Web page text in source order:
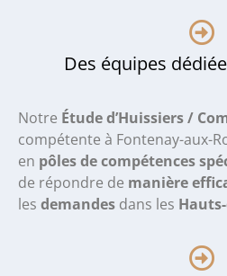
Des équipes
Notre Étude d’Huissiers /
compétente à Fontenay-aux-
en pôles de compétences
de répondre de manière
les demandes dans les